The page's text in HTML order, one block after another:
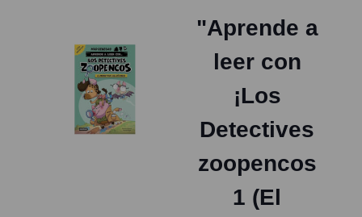
"Aprende a
leer con
¡Los
Detectives
zoopencos
1 (El